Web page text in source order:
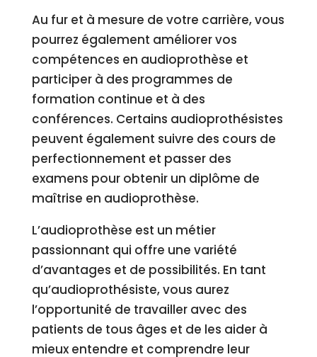
Au fur et à mesure de votre carrière, vous
pourrez également améliorer vos
compétences en audioprothèse et
participer à des programmes de
formation continue et à des
conférences. Certains audioprothésistes
peuvent également suivre des cours de
perfectionnement et passer des
examens pour obtenir un diplôme de
maîtrise en audioprothèse.
L’audioprothèse est un métier
passionnant qui offre une variété
d’avantages et de possibilités. En tant
qu’audioprothésiste, vous aurez
l’opportunité de travailler avec des
patients de tous âges et de les aider à
mieux entendre et comprendre leur